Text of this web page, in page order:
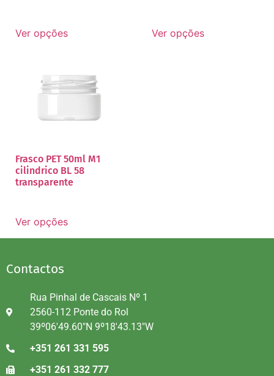
Ver opções Ver opções
Frasco PET 50ml M1
cilindrico BL 58
transparente
Ver opções
Contactos
Rua Pinhal de Cascais Nº 1
2560-112 Ponte do Rol
39º06'49.60"N 9º18'43.13"W
+351 261 331 595
+351 261 332 777